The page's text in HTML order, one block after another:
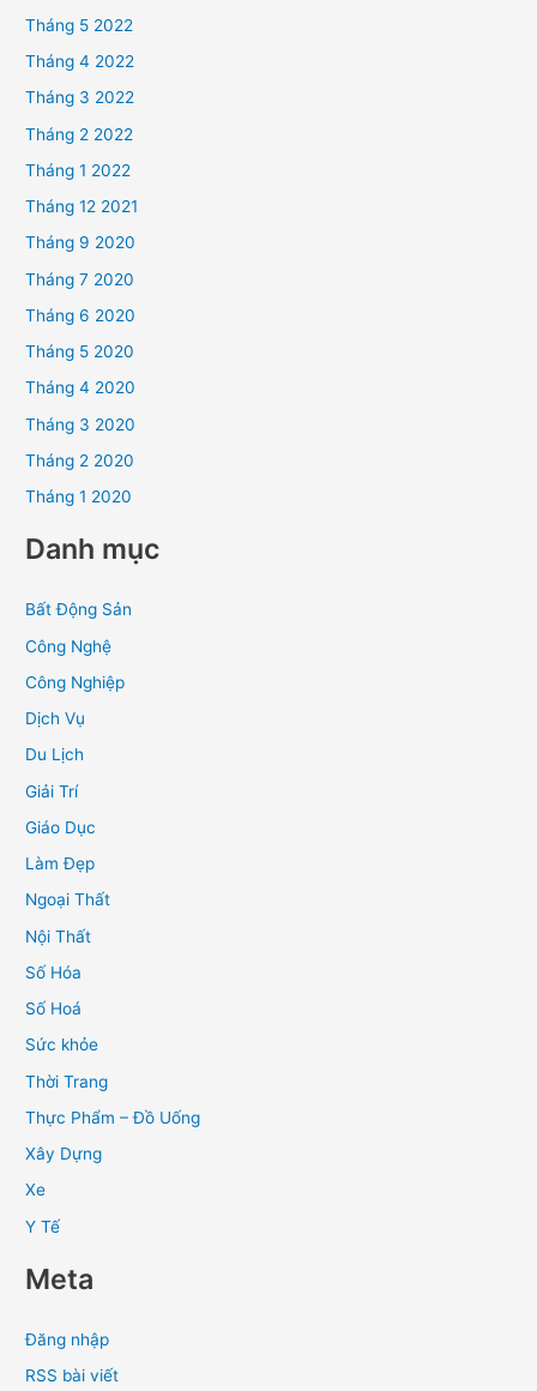
Tháng 5 2022
Tháng 4 2022
Tháng 3 2022
Tháng 2 2022
Tháng 1 2022
Tháng 12 2021
Tháng 9 2020
Tháng 7 2020
Tháng 6 2020
Tháng 5 2020
Tháng 4 2020
Tháng 3 2020
Tháng 2 2020
Tháng 1 2020
Danh mục
Bất Động Sản
Công Nghệ
Công Nghiệp
Dịch Vụ
Du Lịch
Giải Trí
Giáo Dục
Làm Đẹp
Ngoại Thất
Nội Thất
Số Hóa
Số Hoá
Sức khỏe
Thời Trang
Thực Phẩm – Đồ Uống
Xây Dựng
Xe
Y Tế
Meta
Đăng nhập
RSS bài viết